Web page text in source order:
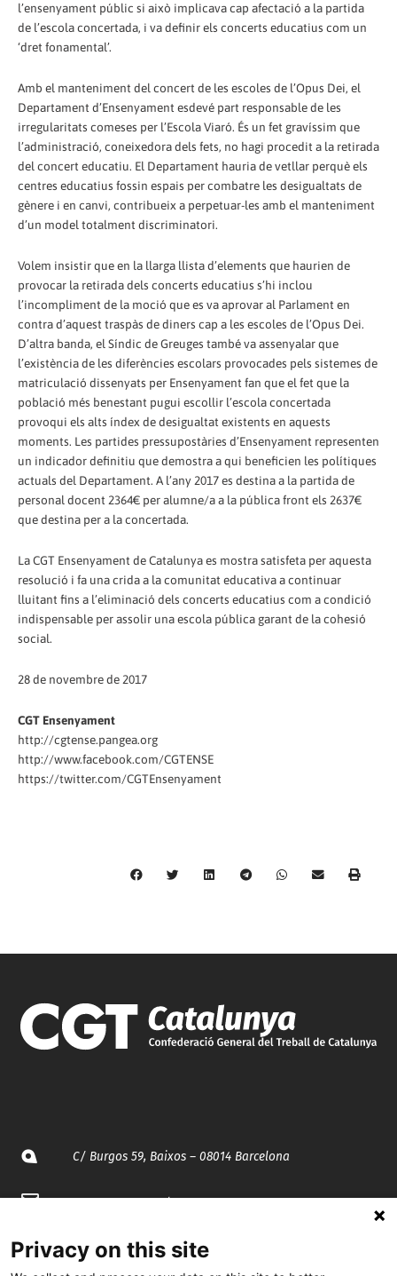
l’ensenyament públic si això implicava cap afectació a la partida
de l’escola concertada, i va definir els concerts educatius com un
‘dret fonamental’.
Amb el manteniment del concert de les escoles de l’Opus Dei, el
Departament d’Ensenyament esdevé part responsable de les
irregularitats comeses per l’Escola Viaró. És un fet gravíssim que
l’administració, coneixedora dels fets, no hagi procedit a la retirada
del concert educatiu. El Departament hauria de vetllar perquè els
centres educatius fossin espais per combatre les desigualtats de
gènere i en canvi, contribueix a perpetuar-les amb el manteniment
d’un model totalment discriminatori.
Volem insistir que en la llarga llista d’elements que haurien de
provocar la retirada dels concerts educatius s’hi inclou
l’incompliment de la moció que es va aprovar al Parlament en
contra d’aquest traspàs de diners cap a les escoles de l’Opus Dei.
D’altra banda, el Síndic de Greuges també va assenyalar que
l’existència de les diferències escolars provocades pels sistemes de
matriculació dissenyats per Ensenyament fan que el fet que la
població més benestant pugui escollir l’escola concertada
provoqui els alts índex de desigualtat existents en aquests
moments. Les partides pressupostàries d’Ensenyament representen
un indicador definitiu que demostra a qui beneficien les polítiques
actuals del Departament. A l’any 2017 es destina a la partida de
personal docent 2364€ per alumne/a a la pública front els 2637€
que destina per a la concertada.
La CGT Ensenyament de Catalunya es mostra satisfeta per aquesta
resolució i fa una crida a la comunitat educativa a continuar
lluitant fins a l’eliminació dels concerts educatius com a condició
indispensable per assolir una escola pública garant de la cohesió
social.
28 de novembre de 2017
CGT Ensenyament
http://cgtense.pangea.org
http://www.facebook.com/CGTENSE
https://twitter.com/CGTEnsenyament
C/ Burgos 59, Baixos – 08014 Barcelona
spccc@spcgtcatalunya.cat
935 120 481
Privacy on this site